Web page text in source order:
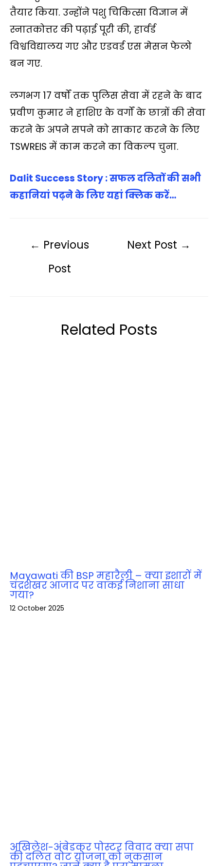
तैयार किया. उन्होंने पशु चिकित्सा विज्ञान में
स्नातकोत्तर की पढ़ाई पूरी की, हार्वर्ड
विश्वविद्यालय गए और एडवर्ड एस मेसन फेलो
बन गए.
लगभग 17 वर्षों तक पुलिस सेवा में रहने के बाद
प्रवीण कुमार ने हाशिए के वर्गों के छात्रों की सेवा
करने के अपने सपने को साकार करने के लिए
TSWREIS में काम करने का विकल्प चुना.
Dalit Success Story : सफल दलितों की सभी
कहानियां पढ़ने के ल‍िए यहां क्लिक करें…
← Previous
Post
Next Post →
Related Posts
Mayawati की BSP महारैली – क्या इशारों में
चंद्रशेखर आजाद पर वाकई निशाना साधा
गया?
12 October 2025
अखिलेश-अंबेडकर पोस्टर विवाद क्या सपा
की दलित वोट योजना को नुकसान